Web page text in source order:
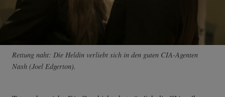
Rettung naht: Die Heldin verliebt sich in den guten CIA-Agenten
Nash (Joel Edgerton).